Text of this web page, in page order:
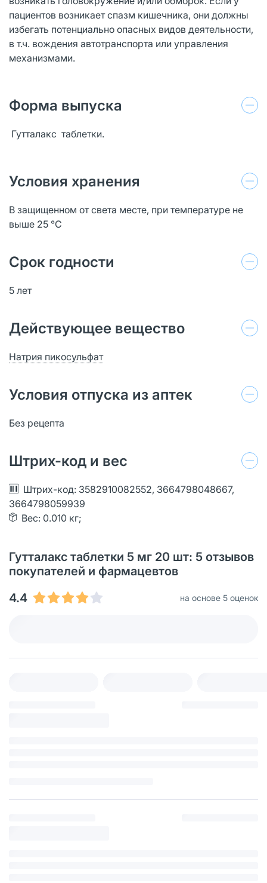
пациентов возникает спазм кишечника, они должны
избегать потенциально опасных видов деятельности,
в т.ч. вождения автотранспорта или управления
механизмами.
Форма выпуска
Гутталакс таблетки.
Условия хранения
В защищенном от света месте, при температуре не
выше 25 °C
Срок годности
5 лет
Действующее вещество
Натрия пикосульфат
Условия отпуска из аптек
Без рецепта
Штрих-код и вес
Штрих-код: 3582910082552, 3664798048667,
3664798059939
Вес: 0.010 кг;
Гутталакс таблетки 5 мг 20 шт: 5 отзывов
покупателей и фармацевтов
4.4
на основе 5 оценок